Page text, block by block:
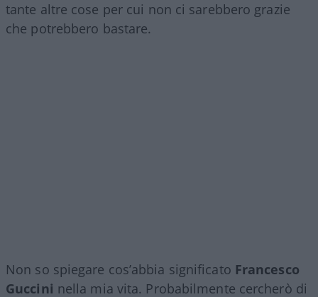
tante altre cose per cui non ci sarebbero grazie
che potrebbero bastare.
Non so spiegare cos’abbia significato Francesco
Guccini nella mia vita. Probabilmente cercherò di